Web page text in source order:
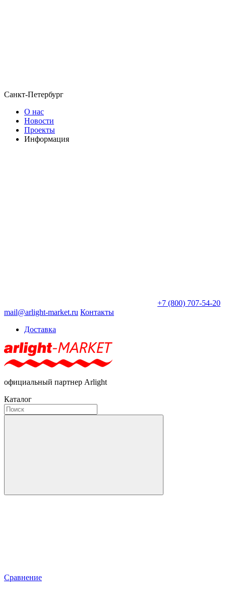
Санкт-Петербург
О нас
Новости
Проекты
Информация
+7 (800) 707-54-20
mail@arlight-market.ru Контакты
Доставка
официальный партнер Arlight
Каталог
Сравнение